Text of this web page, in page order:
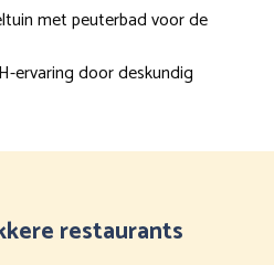
met peuterbad voor de
ervaring door deskundig
restaurants